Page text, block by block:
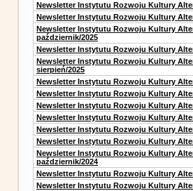
Newsletter Instytutu Rozwoju Kultury
Newsletter Instytutu Rozwoju Kultury
Newsletter Instytutu Rozwoju Kultury
październik/2025
Newsletter Instytutu Rozwoju Kultury
Newsletter Instytutu Rozwoju Kultury
sierpień/2025
Newsletter Instytutu Rozwoju Kultury
Newsletter Instytutu Rozwoju Kultury
Newsletter Instytutu Rozwoju Kultury
Newsletter Instytutu Rozwoju Kultury
Newsletter Instytutu Rozwoju Kultury
Newsletter Instytutu Rozwoju Kultury
Newsletter Instytutu Rozwoju Kultury
październik/2024
Newsletter Instytutu Rozwoju Kultury
Newsletter Instytutu Rozwoju Kultury